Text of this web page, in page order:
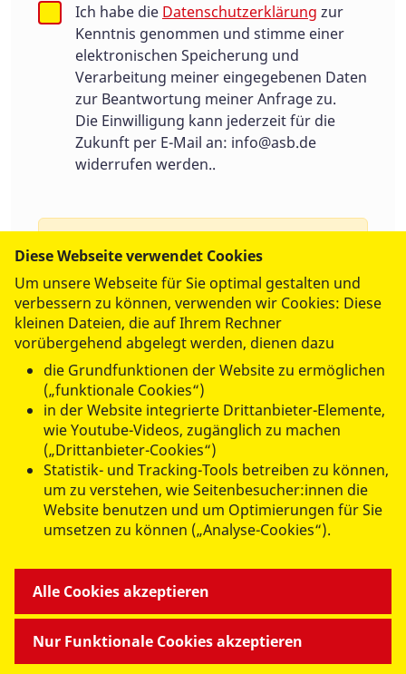
Ich habe die Datenschutzerklärung zur
Kenntnis genommen und stimme einer
elektronischen Speicherung und
Verarbeitung meiner eingegebenen Daten
zur Beantwortung meiner Anfrage zu.
Die Einwilligung kann jederzeit für die
Zukunft per E-Mail an: info@asb.de
widerrufen werden..
Um Spam zu vermeiden benutzen wir
Google Recaptcha, ein Service von Google
LLC. Weitere Informationen erhalten Sie in
unserer Datenschutzerklärung . Damit das
Formular gesendet werden kann, müssen
Sie die Drittanbieter Cookies akzeptieren.
Drittanbieter-Cookies akzeptieren
Abschicken
MITMACHEN & HELFEN
Diese Webseite verwendet Cookies
Um unsere Webseite für Sie optimal gestalten und
verbessern zu können, verwenden wir Cookies: Diese
kleinen Dateien, die auf Ihrem Rechner
vorübergehend abgelegt werden, dienen dazu
die Grundfunktionen der Website zu ermöglichen
(„funktionale Cookies“)
in der Website integrierte Drittanbieter-Elemente,
wie Youtube-Videos, zugänglich zu machen
(„Drittanbieter-Cookies“)
Statistik- und Tracking-Tools betreiben zu können,
um zu verstehen, wie Seitenbesucher:innen die
Website benutzen und um Optimierungen für Sie
umsetzen zu können („Analyse-Cookies“).
Nur Funktionale Cookies akzeptieren
Alle Cookies akzeptieren